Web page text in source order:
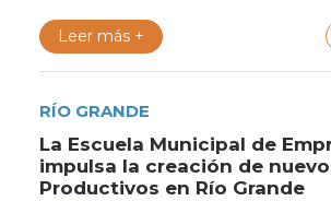
Leer más +
RÍO GRANDE
La Escuela Municipal de
impulsa la creación de
Productivos en Río Grande